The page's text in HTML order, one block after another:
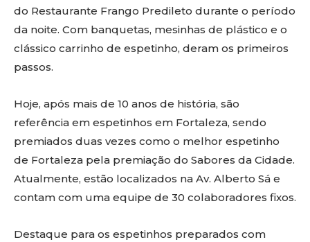
do Restaurante Frango Predileto durante o período
da noite. Com banquetas, mesinhas de plástico e o
clássico carrinho de espetinho, deram os primeiros
passos.
Hoje, após mais de 10 anos de história, são
referência em espetinhos em Fortaleza, sendo
premiados duas vezes como o melhor espetinho
de Fortaleza pela premiação do Sabores da Cidade.
Atualmente, estão localizados na Av. Alberto Sá e
contam com uma equipe de 30 colaboradores fixos.
Destaque para os espetinhos preparados com